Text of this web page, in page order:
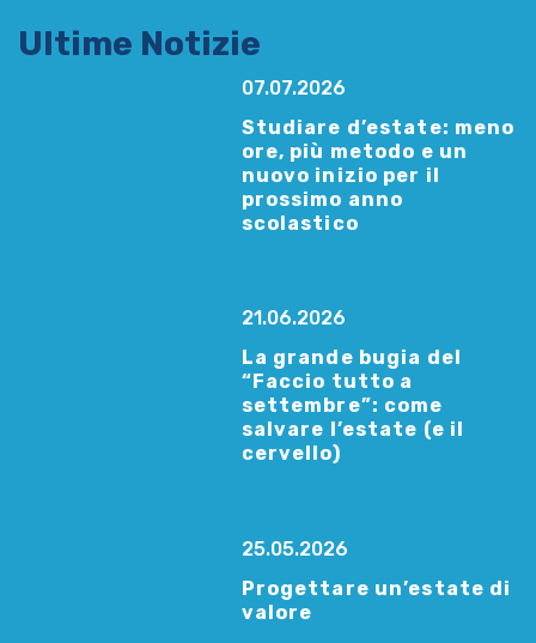
Ultime Notizie
07.07.2026
Studiare d’estate: meno
ore, più metodo e un
nuovo inizio per il
prossimo anno
scolastico
21.06.2026
La grande bugia del
“Faccio tutto a
settembre”: come
salvare l’estate (e il
cervello)
25.05.2026
Progettare un’estate di
valore